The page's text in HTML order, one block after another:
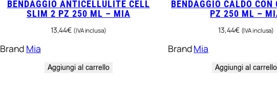
u
t
BENDAGGIO ANTICELLULITE CELL
SLIM 2 PZ 250 ML – MIA
13,44€ (IVA inclusa)
Brand Mia
Aggiungi al carrello
BENDAGGIO CALDO CON
PZ 250 ML –
13,44€ (IVA inclusa)
BrandMia
Aggiungi al carrello